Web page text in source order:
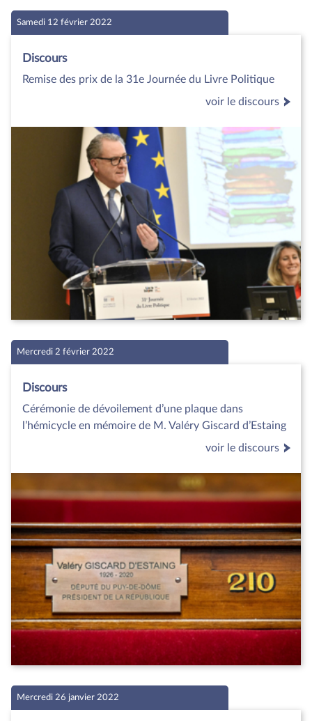
Samedi 12 février 2022
Discours
Remise des prix de la 31e Journée du Livre Politique
voir le discours
Mercredi 2 février 2022
Discours
Cérémonie de dévoilement d’une plaque dans
l’hémicycle en mémoire de M. Valéry Giscard d’Estaing
voir le discours
Mercredi 26 janvier 2022